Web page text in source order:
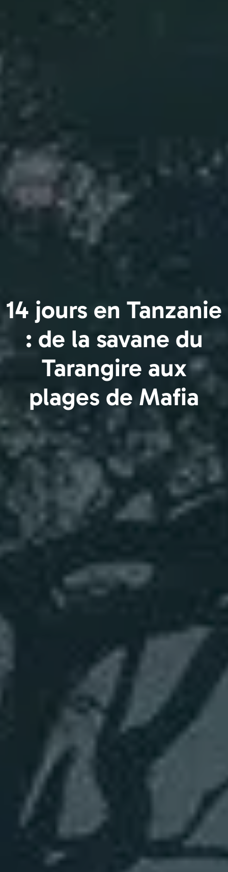
14 jours en Tanzanie
: de la savane du
Tarangire aux
plages de Mafia